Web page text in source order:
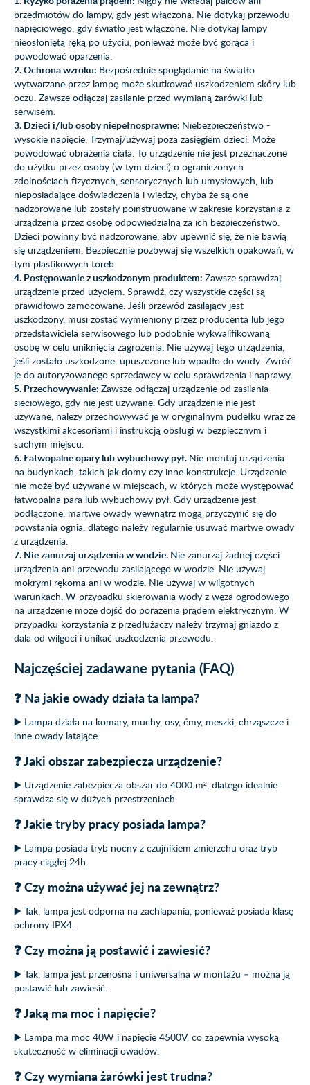
przedmiotów do lampy, gdy jest włączona. Nie dotykaj przewodu
napięciowego, gdy światło jest włączone. Nie dotykaj lampy
nieosłoniętą ręką po użyciu, ponieważ może być gorąca i
powodować oparzenia.
2. Ochrona wzroku: Bezpośrednie spoglądanie na światło
wytwarzane przez lampę może skutkować uszkodzeniem skóry lub
oczu. Zawsze odłączaj zasilanie przed wymianą żarówki lub
serwisem.
3. Dzieci i/lub osoby niepełnosprawne: Niebezpieczeństwo -
wysokie napięcie. Trzymaj/używaj poza zasięgiem dzieci. Może
powodować obrażenia ciała. To urządzenie nie jest przeznaczone
do użytku przez osoby (w tym dzieci) o ograniczonych
zdolnościach fizycznych, sensorycznych lub umysłowych, lub
nieposiadające doświadczenia i wiedzy, chyba że są one
nadzorowane lub zostały poinstruowane w zakresie korzystania z
urządzenia przez osobę odpowiedzialną za ich bezpieczeństwo.
Dzieci powinny być nadzorowane, aby upewnić się, że nie bawią
się urządzeniem. Bezpiecznie pozbywaj się wszelkich opakowań, w
tym plastikowych toreb.
4. Postępowanie z uszkodzonym produktem: Zawsze sprawdzaj
urządzenie przed użyciem. Sprawdź, czy wszystkie części są
prawidłowo zamocowane. Jeśli przewód zasilający jest
uszkodzony, musi zostać wymieniony przez producenta lub jego
przedstawiciela serwisowego lub podobnie wykwalifikowaną
osobę w celu uniknięcia zagrożenia. Nie używaj tego urządzenia,
jeśli zostało uszkodzone, upuszczone lub wpadło do wody. Zwróć
je do autoryzowanego sprzedawcy w celu sprawdzenia i naprawy.
5. Przechowywanie: Zawsze odłączaj urządzenie od zasilania
sieciowego, gdy nie jest używane. Gdy urządzenie nie jest
używane, należy przechowywać je w oryginalnym pudełku wraz ze
wszystkimi akcesoriami i instrukcją obsługi w bezpiecznym i
suchym miejscu.
6. Łatwopalne opary lub wybuchowy pył. Nie montuj urządzenia
na budynkach, takich jak domy czy inne konstrukcje. Urządzenie
nie może być używane w miejscach, w których może występować
łatwopalna para lub wybuchowy pył. Gdy urządzenie jest
podłączone, martwe owady wewnątrz mogą przyczynić się do
powstania ognia, dlatego należy regularnie usuwać martwe owady
z urządzenia.
7. Nie zanurzaj urządzenia w wodzie. Nie zanurzaj żadnej części
urządzenia ani przewodu zasilającego w wodzie. Nie używaj
mokrymi rękoma ani w wodzie. Nie używaj w wilgotnych
warunkach. W przypadku skierowania wody z węża ogrodowego
na urządzenie może dojść do porażenia prądem elektrycznym. W
przypadku korzystania z przedłużaczy należy trzymaj gniazdo z
dala od wilgoci i unikać uszkodzenia przewodu.
Najczęściej zadawane pytania (FAQ)
❓ Na jakie owady działa ta lampa?
▶️ Lampa działa na komary, muchy, osy, ćmy, meszki, chrząszcze i
inne owady latające.
❓ Jaki obszar zabezpiecza urządzenie?
▶️ Urządzenie zabezpiecza obszar do 4000 m², dlatego idealnie
sprawdza się w dużych przestrzeniach.
❓ Jakie tryby pracy posiada lampa?
▶️ Lampa posiada tryb nocny z czujnikiem zmierzchu oraz tryb
pracy ciągłej 24h.
❓ Czy można używać jej na zewnątrz?
▶️ Tak, lampa jest odporna na zachlapania, ponieważ posiada klasę
ochrony IPX4.
❓ Czy można ją postawić i zawiesić?
▶️ Tak, lampa jest przenośna i uniwersalna w montażu – można ją
postawić lub zawiesić.
❓ Jaką ma moc i napięcie?
▶️ Lampa ma moc 40W i napięcie 4500V, co zapewnia wysoką
skuteczność w eliminacji owadów.
❓ Czy wymiana żarówki jest trudna?